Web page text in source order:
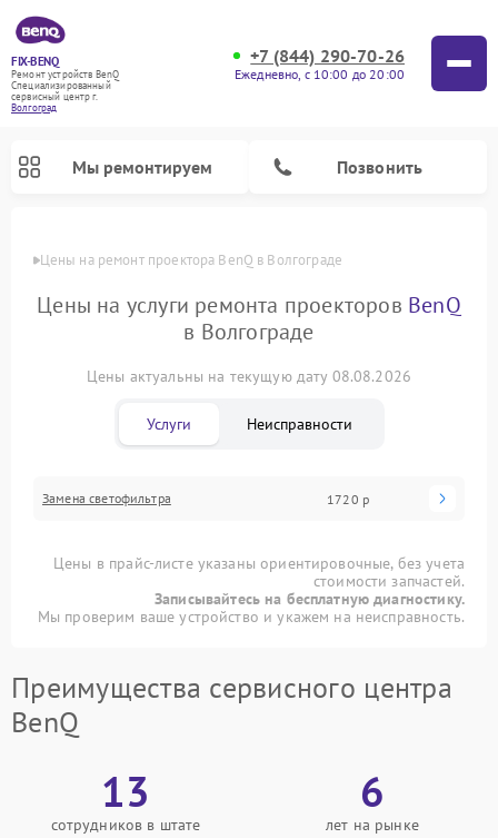
FIX-BENQ
Ремонт устройств BenQ
Специализированный
cервисный центр г.
Волгоград
+7 (844) 290-70-26
Ежедневно, с 10:00 до 20:00
Мы ремонтируем Позвонить
Цены на ремонт проектора BenQ в Волгограде
Цены на услуги ремонта проекторов BenQ
в Волгограде
Цены актуальны на текущую дату 08.08.2026
Услуги Неисправности
Замена светофильтра 1720 р
Цены в прайс-листе указаны ориентировочные, без учета
стоимости запчастей.
Записывайтесь на бесплатную диагностику.
Мы проверим ваше устройство и укажем на неисправность.
Преимущества сервисного центра
BenQ
13
сотрудников в штате
6
лет на рынке